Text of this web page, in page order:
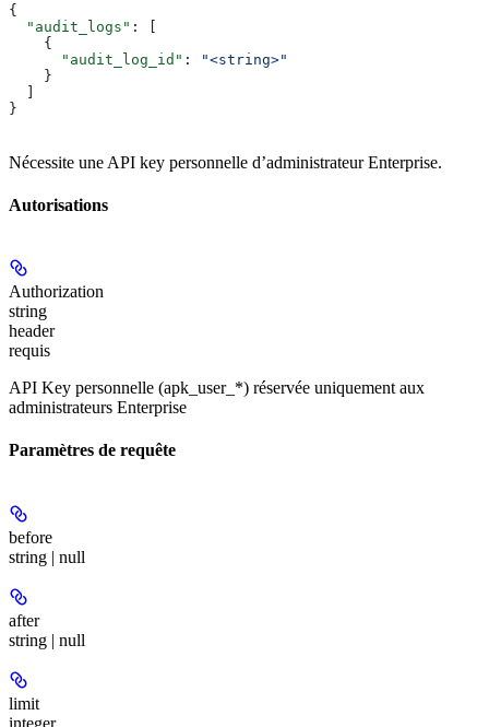
{
  "audit_logs"
: [
    {
      "audit_log_id"
:
"<string>"
    }
  ]
}
Nécessite une API key personnelle d’administrateur Enterprise.
Autorisations
Authorization
string
header
requis
API Key personnelle (apk_user_*) réservée uniquement aux
administrateurs Enterprise
Paramètres de requête
before
string | null
after
string | null
limit
integer